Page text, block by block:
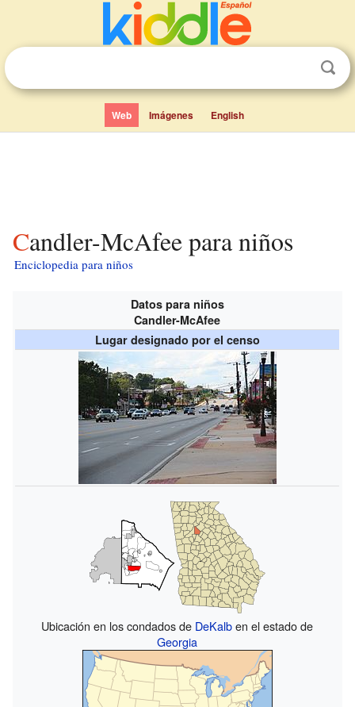
Web Imágenes English
Candler-McAfee para niños
Enciclopedia para niños
Datos para niños
Candler-McAfee
Lugar designado por el censo
Ubicación en los condados de DeKalben el estado de
Georgia